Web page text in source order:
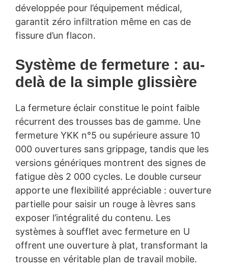
développée pour l’équipement médical,
garantit zéro infiltration même en cas de
fissure d’un flacon.
Système de fermeture : au-
delà de la simple glissière
La fermeture éclair constitue le point faible
récurrent des trousses bas de gamme. Une
fermeture YKK n°5 ou supérieure assure 10
000 ouvertures sans grippage, tandis que les
versions génériques montrent des signes de
fatigue dès 2 000 cycles. Le double curseur
apporte une flexibilité appréciable : ouverture
partielle pour saisir un rouge à lèvres sans
exposer l’intégralité du contenu. Les
systèmes à soufflet avec fermeture en U
offrent une ouverture à plat, transformant la
trousse en véritable plan de travail mobile.